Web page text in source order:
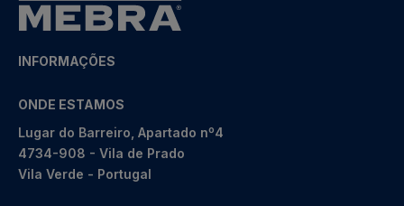
INFORMAÇÕES
ONDE ESTAMOS
Lugar do Barreiro, Apartado nº4
4734-908 - Vila de Prado
Vila Verde - Portugal